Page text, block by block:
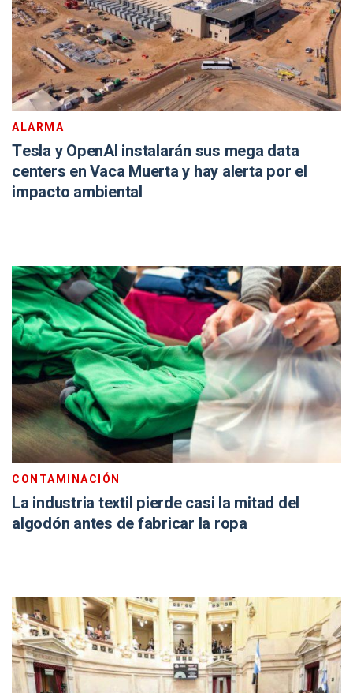
ALARMA
Tesla y OpenAI instalarán sus mega data
centers en Vaca Muerta y hay alerta por el
impacto ambiental
CONTAMINACIÓN
La industria textil pierde casi la mitad del
algodón antes de fabricar la ropa